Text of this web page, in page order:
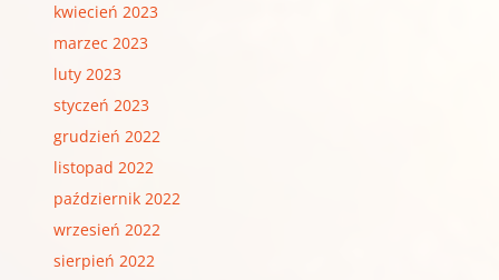
kwiecień 2023
marzec 2023
luty 2023
styczeń 2023
grudzień 2022
listopad 2022
październik 2022
wrzesień 2022
sierpień 2022